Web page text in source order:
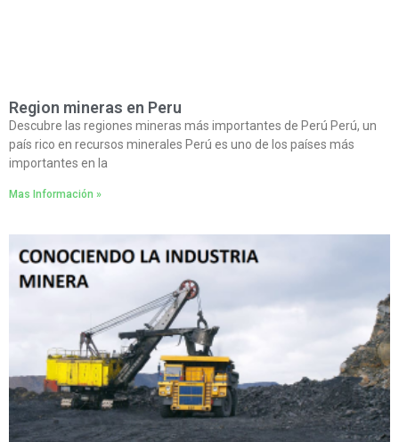
Region mineras en Peru
Descubre las regiones mineras más importantes de Perú Perú, un
país rico en recursos minerales Perú es uno de los países más
importantes en la
Mas Información »